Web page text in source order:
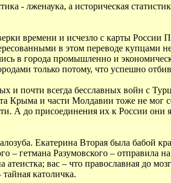
- лженаука, а историческая
времени и исчезло с карты России
в этом переводе купцами
в города промышленно и
только потому, что успешно
и почти всегда бесславных войн с
Крыма и части Молдавии тоже не
А до присоединения их к России
Екатерина Вторая была бабой
– гетмана Разумовского –
вас – что православная до
католичка.